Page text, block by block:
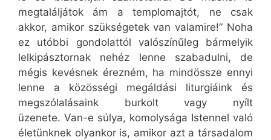
megtaláljátok ám a templomajtót, ne csak
akkor, amikor szükségetek van valamire!” Noha
ez utóbbi gondolattól valószínűleg bármelyik
lelkipásztornak nehéz lenne szabadulni, de
mégis kevésnek érezném, ha mindössze ennyi
lenne a közösségi megáldási liturgiáink és
megszólalásaink burkolt vagy nyílt
üzenete. Van-e súlya, komolysága Istennel való
életünknek olyankor is, amikor azt a társadalom